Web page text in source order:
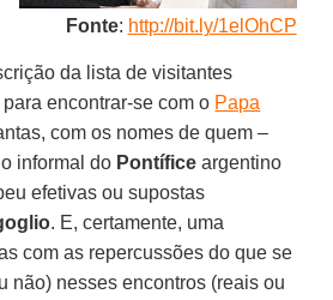
Fonte: http://bit.ly/1elOhCP
da lista de visitantes
para encontrar-se com o Papa
com os nomes de quem –
informal do Pontífice argentino
efetivas ou supostas
. E, certamente, uma
com as repercussões do que se
não) nesses encontros (reais ou